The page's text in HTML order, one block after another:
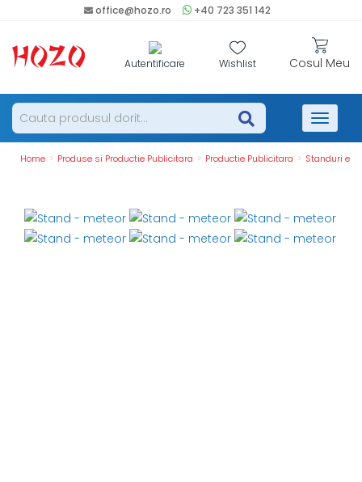
office@hozo.ro +40 723 351 142
Autentificare Wishlist Cosul Meu
Toggle
Home Produse si Productie Publicitara Productie Publicitara Standuri